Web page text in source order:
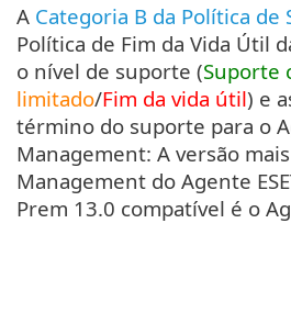
A Categoria B da Política de
Política de Fim da Vida Útil
o nível de suporte (Suporte
limitado/Fim da vida útil) e
término do suporte para o
Management: A versão
Management do Agente
Prem 13.0 compatível é o